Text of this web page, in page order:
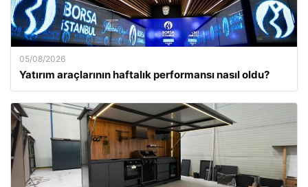
05/08/2026
Yatırım araçlarının haftalık performansı nasıl oldu?